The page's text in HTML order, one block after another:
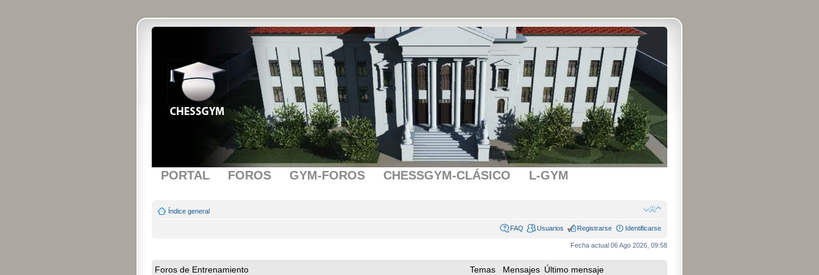
PORTAL FOROS GYM-FOROS CHESSGYM-CLÁSICO L-GYM
Índice general
FAQ Usuarios Registrarse Identificarse
Fecha actual 06 Ago 2026, 09:58
Foros de Entrenamiento Temas Mensajes Último mensaje